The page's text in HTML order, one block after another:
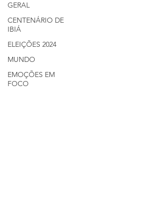
GERAL
CENTENÁRIO DE
IBIÁ
ELEIÇÕES 2024
MUNDO
EMOÇÕES EM
FOCO